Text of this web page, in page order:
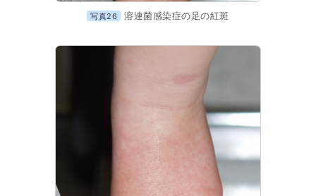
写真26 溶連菌感染症の足の紅斑